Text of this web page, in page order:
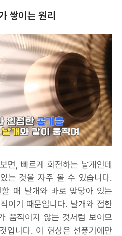
쌓이는 원리
면, 빠르게 회전하는 날개인데
는 것을 자주 볼 수 있습니다.
때 날개와 바로 맞닿아 있는
이기 때문입니다. 날개와 접한
움직이지 않는 것처럼 보이므
입니다. 이 현상은 선풍기에만